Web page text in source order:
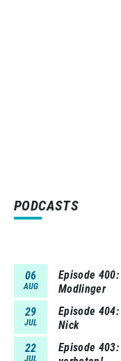
PODCASTS
06
AUG
Episode 400
Modlinger
29
JUL
Episode 404
Nick
22
Episode 403